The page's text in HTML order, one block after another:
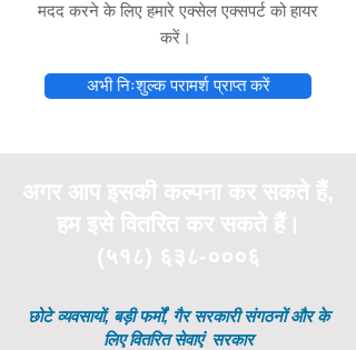
मदद करने के लिए हमारे एक्सेल एक्सपर्ट को हायर
करें।
अभी निःशुल्क परामर्श प्राप्त करें
अगर आप इसकी कल्पना कर सकते हैं,
हम इसे वितरित कर सकते हैं।
(५१८) ६३८-०००६
छोटे व्यवसायों, बड़ी फर्मों, गैर सरकारी संगठनों और के
लिए वितरित सेवाएं
सरकार